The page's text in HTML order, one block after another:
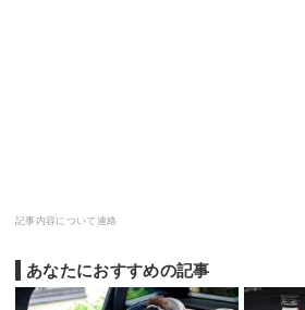
記事内容について連絡
あなたにおすすめの記事